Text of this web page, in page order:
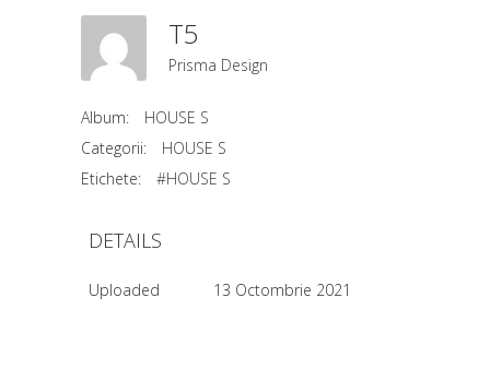
T5
Prisma Design
Album:
HOUSE S
Categorii:
HOUSE S
Etichete:
#HOUSE S
DETAILS
Uploaded 13 Octombrie 2021